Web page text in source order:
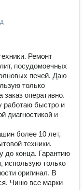
Ремонт
посудомоечных
печей. Даю
только
оперативно.
работаю быстро и
диагностикой и
более 10 лет,
техники.
до конца. Гарантию
использую только
оригинал. В
Чиню все марки